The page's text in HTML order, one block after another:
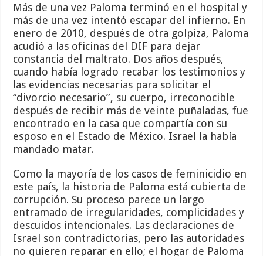
Más de una vez Paloma terminó en el hospital y
más de una vez intentó escapar del infierno. En
enero de 2010, después de otra golpiza, Paloma
acudió a las oficinas del DIF para dejar
constancia del maltrato. Dos años después,
cuando había logrado recabar los testimonios y
las evidencias necesarias para solicitar el
“divorcio necesario”, su cuerpo, irreconocible
después de recibir más de veinte puñaladas, fue
encontrado en la casa que compartía con su
esposo en el Estado de México. Israel la había
mandado matar.
Como la mayoría de los casos de feminicidio en
este país, la historia de Paloma está cubierta de
corrupción. Su proceso parece un largo
entramado de irregularidades, complicidades y
descuidos intencionales. Las declaraciones de
Israel son contradictorias, pero las autoridades
no quieren reparar en ello; el hogar de Paloma